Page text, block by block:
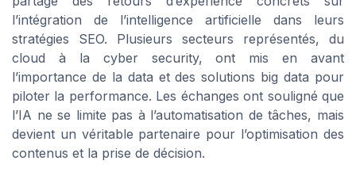
l’intégration de l’intelligence artificielle dans leurs
stratégies SEO. Plusieurs secteurs représentés, du
cloud à la cyber security, ont mis en avant
l’importance de la data et des solutions big data pour
piloter la performance. Les échanges ont souligné que
l’IA ne se limite pas à l’automatisation de tâches, mais
devient un véritable partenaire pour l’optimisation des
contenus et la prise de décision.